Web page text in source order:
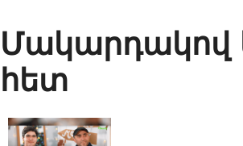
Մակարդակով
հետ